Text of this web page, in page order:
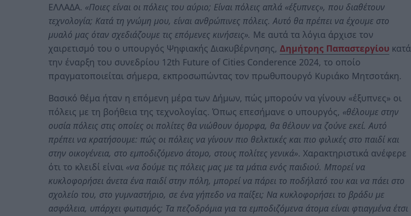
ΕΛΛΑΔΑ. «Ποιες είναι οι πόλεις του αύριο; Είναι πόλεις απλά «έξυπνες», που διαθέτουν
τεχνολογία; Κατά τη γνώμη μου, είναι ανθρώπινες πόλεις. Αυτό θα πρέπει να έχουμε στο
μυαλό μας όταν σχεδιάζουμε τις επόμενες κινήσεις». Με αυτά τα λόγια άρχισε τον
χαιρετισμό του ο υπουργός Ψηφιακής Διακυβέρνησης, Δημήτρης Παπαστεργίου κατά
την έναρξη του συνεδρίου 12th Future of Cities Conderence 2024, το οποίο
πραγματοποιείται σήμερα, εκπροσωπώντας τον πρωθυπουργό Κυριάκο Μητσοτάκη.
Βασικό θέμα ήταν η επόμενη μέρα των Δήμων, πώς μπορούν να γίνουν «έξυπνες» οι
πόλεις με τη βοήθεια της τεχνολογίας. Όπως επεσήμανε ο υπουργός, «θέλουμε στην
ουσία πόλεις στις οποίες οι πολίτες θα νιώθουν όμορφα, θα θέλουν να ζούνε εκεί. Αυτό
πρέπει να κρατήσουμε: πώς οι πόλεις να γίνουν πιο θελκτικές και πιο φιλικές στο παιδί και
στην οικογένεια, στο εμποδιζόμενο άτομο, στους πολίτες γενικά». Χαρακτηριστικά ανέφερε
ότι το κλειδί είναι «να δούμε τις πόλεις μας με τα μάτια ενός παιδιού. Μπορεί να
κυκλοφορήσει άνετα ένα παιδί στην πόλη, μπορεί να πάρει το ποδήλατό του και να πάει στο
σχολείο του, στο γυμναστήριο, σε ένα γήπεδο να παίξει; Να κυκλοφορήσει το βράδυ με
ασφάλεια, υπάρχει φωτισμός; Τα πεζοδρόμια για τα εμποδιζόμενα άτομα είναι φτιαγμένα έτσι